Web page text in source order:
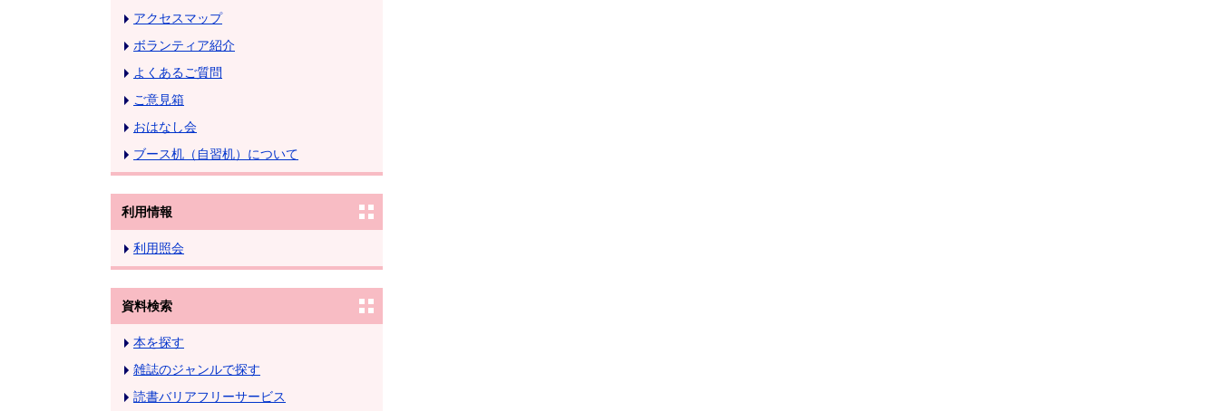
アクセスマップ
ボランティア紹介
よくあるご質問
ご意見箱
おはなし会
ブース机（自習机）について
利用情報
利用照会
資料検索
本を探す
雑誌のジャンルで探す
読書バリアフリーサービス